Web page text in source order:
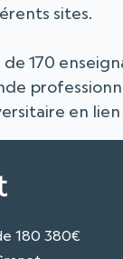
sites.
de 170
en
180 380€